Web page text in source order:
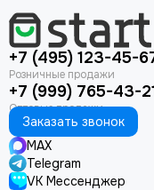
+7 (495) 123-45-
+7 (999) 765-43-
Заказать звонок
MAX
Telegram
VK Мессенджер